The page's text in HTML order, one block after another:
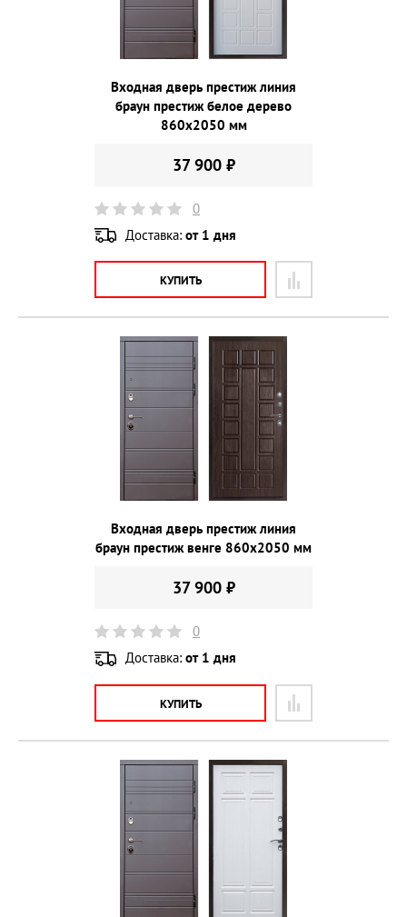
Входная дверь престиж линия
браун престиж белое дерево
860х2050 мм
37 900 ₽
0
Доставка: от 1 дня
КУПИТЬ
Входная дверь престиж линия
браун престиж венге 860х2050 мм
37 900 ₽
0
Доставка: от 1 дня
КУПИТЬ